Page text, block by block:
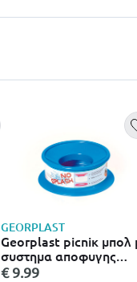
GEORPLAST
Georplast picniκ μπολ
συστημα αποφυγης
διαρροων
€ 9.99